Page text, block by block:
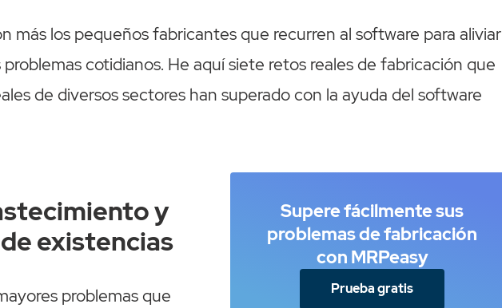
más los pequeños fabricantes que recurren al software para aliviar
problemas cotidianos. He aquí siete retos reales de fabricación que
de diversos sectores han superado con la ayuda del software
Supere fácilmente sus
problemas de fabricación
con MRPeasy
Prueba gratis
y
existencias
problemas que